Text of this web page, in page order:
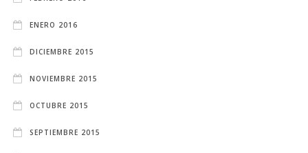
ENERO 2016
DICIEMBRE 2015
NOVIEMBRE 2015
OCTUBRE 2015
SEPTIEMBRE 2015